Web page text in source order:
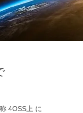
4OSS上 に